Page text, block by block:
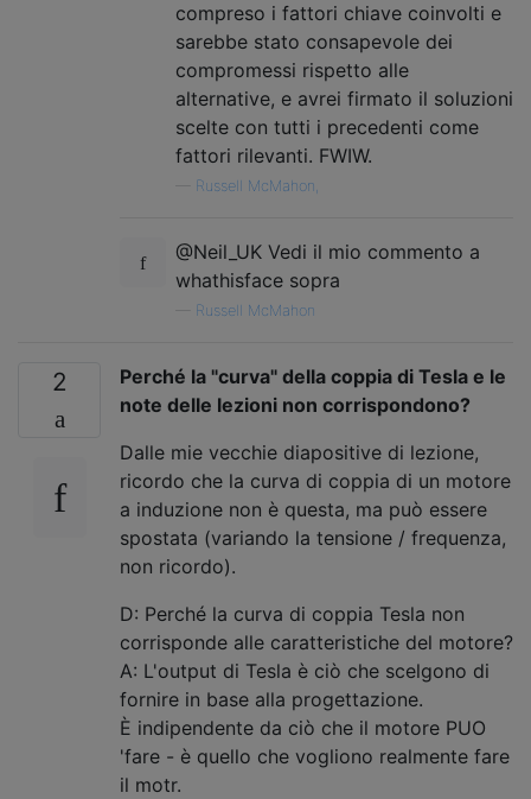
compreso i fattori chiave coinvolti e
sarebbe stato consapevole dei
compromessi rispetto alle
alternative, e avrei firmato il soluzioni
scelte con tutti i precedenti come
fattori rilevanti. FWIW.
Russell McMahon,
@Neil_UK Vedi il mio commento a
whathisface sopra
Russell McMahon
2
Perché la "curva" della coppia di Tesla e le
note delle lezioni non corrispondono?
Dalle mie vecchie diapositive di lezione,
ricordo che la curva di coppia di un motore
a induzione non è questa, ma può essere
spostata (variando la tensione / frequenza,
non ricordo).
D: Perché la curva di coppia Tesla non
corrisponde alle caratteristiche del motore?
A: L'output di Tesla è ciò che scelgono di
fornire in base alla progettazione.
È indipendente da ciò che il motore PUO
'fare - è quello che vogliono realmente fare
il motr.